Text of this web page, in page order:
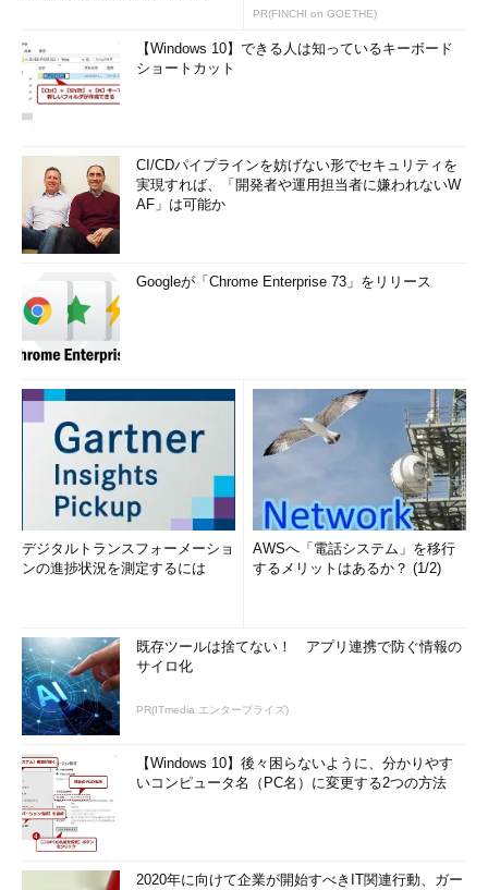
PR(FINCHI on GOETHE)
【Windows 10】できる人は知っているキーボード
ショートカット
CI/CDパイプラインを妨げない形でセキュリティを
実現すれば、「開発者や運用担当者に嫌われないW
AF」は可能か
Googleが「Chrome Enterprise 73」をリリース
デジタルトランスフォーメーショ
ンの進捗状況を測定するには
AWSへ「電話システム」を移行
するメリットはあるか？ (1/2)
既存ツールは捨てない！ アプリ連携で防ぐ情報の
サイロ化
PR(ITmedia エンタープライズ)
【Windows 10】後々困らないように、分かりやす
いコンピュータ名（PC名）に変更する2つの方法
2020年に向けて企業が開始すべきIT関連行動、ガー